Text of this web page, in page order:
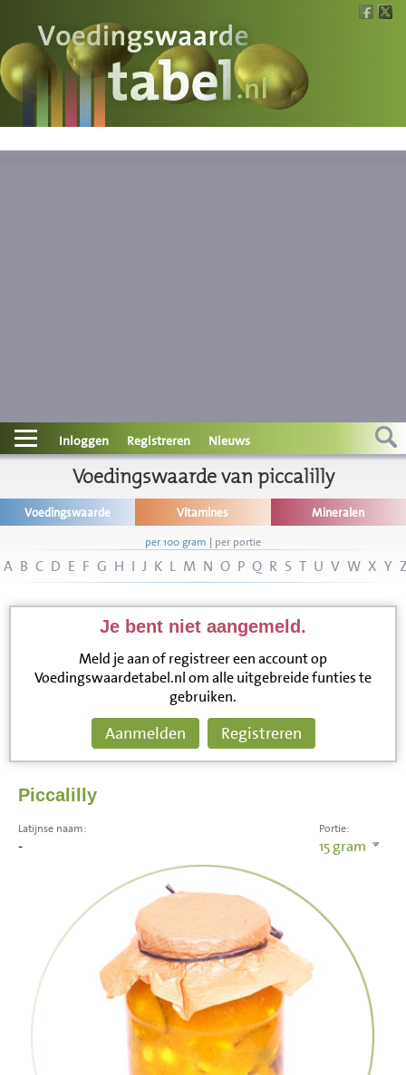
Voedingswaarde
Wat is wat?
Contact
Informatie
Disclaimer
Inloggen Registreren Nieuws
Voedingswaarde van piccalilly
Voedingswaarde Vitamines Mineralen
per 100 gram | per portie
A B C D E F G H I J K L M N O P Q R S T U V W X Y
Je bent niet aangemeld.
Meld je aan of registreer een account op
Voedingswaardetabel.nl om alle uitgebreide funties te
gebruiken.
Aanmelden Registreren
Piccalilly
Portie:
15gram
Latijnse naam:
-